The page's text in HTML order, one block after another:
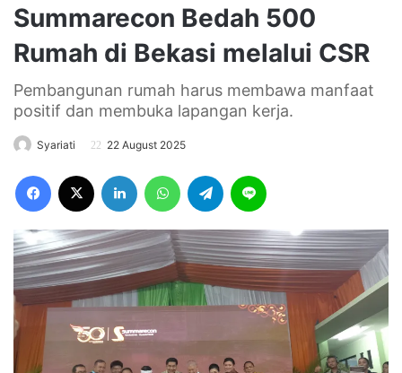
Summarecon Bedah 500
Rumah di Bekasi melalui CSR‎
Pembangunan rumah harus membawa manfaat
positif dan membuka lapangan kerja.
Syariati 22 August 2025
Facebook LinkedIn WhatsAppTelegram